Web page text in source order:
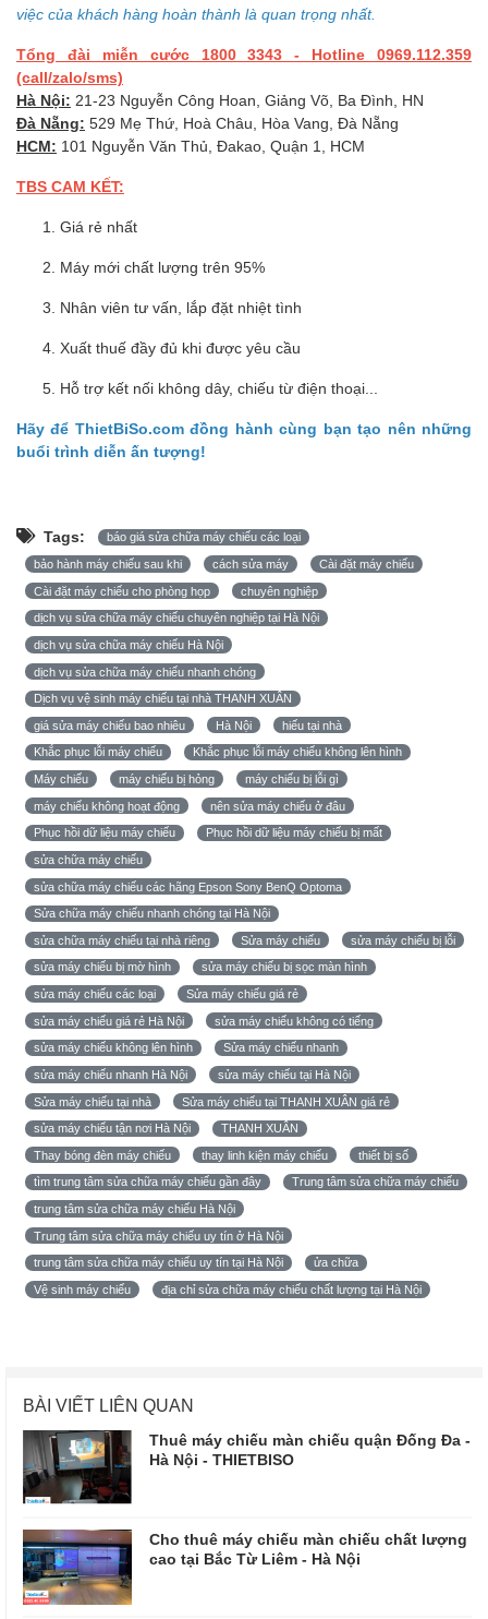
việc của khách hàng hoàn thành là quan trọng nhất.
Tổng đài miễn cước 1800 3343 - Hotline 0969.112.359
(call/zalo/sms)
Hà Nội: 21-23 Nguyễn Công Hoan, Giảng Võ, Ba Đình, HN
Đà Nẵng: 529 Mẹ Thứ, Hoà Châu, Hòa Vang, Đà Nẵng
HCM: 101 Nguyễn Văn Thủ, Đakao, Quận 1, HCM
TBS CAM KẾT:
Giá rẻ nhất
Máy mới chất lượng trên 95%
Nhân viên tư vấn, lắp đặt nhiệt tình
Xuất thuế đầy đủ khi được yêu cầu
Hỗ trợ kết nối không dây, chiếu từ điện thoại...
Hãy để ThietBiSo.com đồng hành cùng bạn tạo nên những
buổi trình diễn ấn tượng!
Tags: báo giá sửa chữa máy chiếu các loại
bảo hành máy chiếu sau khi cách sửa máy Cài đặt máy chiếu
Cài đặt máy chiếu cho phòng họp chuyên nghiệp
dịch vụ sửa chữa máy chiếu chuyên nghiệp tại Hà Nội
dịch vụ sửa chữa máy chiếu Hà Nội
dịch vụ sửa chữa máy chiếu nhanh chóng
Dịch vụ vệ sinh máy chiếu tại nhà THANH XUÂN
giá sửa máy chiếu bao nhiêu Hà Nội hiếu tại nhà
Khắc phục lỗi máy chiếu Khắc phục lỗi máy chiếu không lên hình
Máy chiếu máy chiếu bị hỏng máy chiếu bị lỗi gì
máy chiếu không hoạt động nên sửa máy chiếu ở đâu
Phục hồi dữ liệu máy chiếu Phục hồi dữ liệu máy chiếu bị mất
sửa chữa máy chiếu
sửa chữa máy chiếu các hãng Epson Sony BenQ Optoma
Sửa chữa máy chiếu nhanh chóng tại Hà Nội
sửa chữa máy chiếu tại nhà riêng Sửa máy chiếu sửa máy chiếu bị lỗi
sửa máy chiếu bị mờ hình sửa máy chiếu bị sọc màn hình
sửa máy chiếu các loại Sửa máy chiếu giá rẻ
sửa máy chiếu giá rẻ Hà Nội sửa máy chiếu không có tiếng
sửa máy chiếu không lên hình Sửa máy chiếu nhanh
sửa máy chiếu nhanh Hà Nội sửa máy chiếu tại Hà Nội
Sửa máy chiếu tại nhà Sửa máy chiếu tại THANH XUÂN giá rẻ
sửa máy chiếu tận nơi Hà Nội THANH XUÂN
Thay bóng đèn máy chiếu thay linh kiện máy chiếu thiết bị số
tìm trung tâm sửa chữa máy chiếu gần đây Trung tâm sửa chữa máy chiếu
trung tâm sửa chữa máy chiếu Hà Nội
Trung tâm sửa chữa máy chiếu uy tín ở Hà Nội
trung tâm sửa chữa máy chiếu uy tín tại Hà Nội ửa chữa
Vệ sinh máy chiếu địa chỉ sửa chữa máy chiếu chất lượng tại Hà Nội
BÀI VIẾT LIÊN QUAN
Thuê máy chiếu màn chiếu quận Đống Đa -
Hà Nội - THIETBISO
Cho thuê máy chiếu màn chiếu chất lượng
cao tại Bắc Từ Liêm - Hà Nội